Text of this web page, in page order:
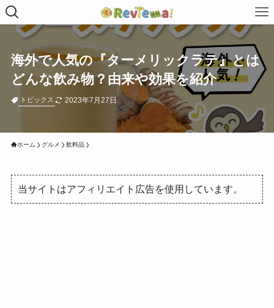
海外で人気の『ターメリックラテ』とは
どんな飲み物？由来や効果を紹介
トピックス 2023年7月27日
ホーム グルメ 飲料品
当サイトはアフィリエイト広告を使用しています。